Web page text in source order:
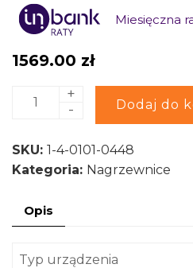
Miesięczna
1569.00 zł
ilość
Nagrzewnica
VOLCANO
VR3
(75kW)
Konsolą
+
-
Dodaj do
Alternative:
SKU: 1-4-0101-0448
Kategoria: Nagrzewnice
Opis
Typ urządzenia